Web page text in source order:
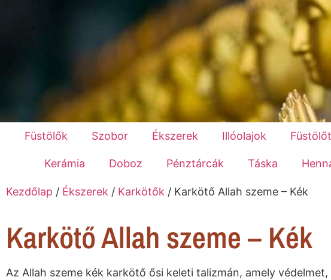
Füstölők Szobor Ékszerek Illóolajok
Kerámia Doboz Pénztárcák Táska
Kezdőlap / Ékszerek / Karkötők / Karkötő Allah szeme – Kék
Karkötő Allah szeme – Kék
Az Allah szeme kék karkötő ősi keleti talizmán, amely